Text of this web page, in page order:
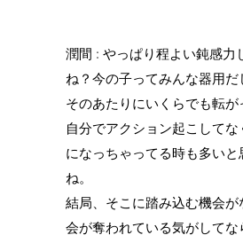
潤間 : やっぱり程よい鈍感力
ね？今の子ってみんな器用だ
そのあたりにいくらでも転が
自分でアクション起こして
になっちゃってる時も多いと
ね。
結局、そこに踏み込む機会
会が奪われている気がしてな